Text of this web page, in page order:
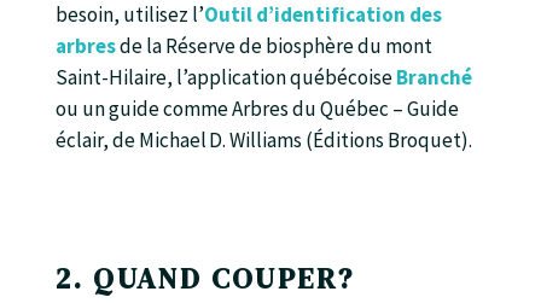
besoin, utilisez l’Outil d’identification des
arbresde la Réserve de biosphère du mont
Saint-Hilaire, l’application québécoiseBranché
ou un guide comme Arbres du Québec – Guide
éclair, de Michael D. Williams (Éditions Broquet).
2. QUAND COUPER?